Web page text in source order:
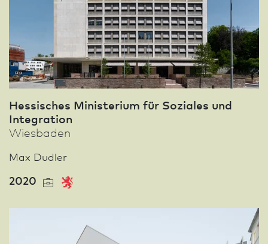
Hessisches Ministerium für Soziales und
Integration
Wies­ba­den
Max Dudler
2020